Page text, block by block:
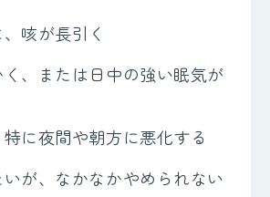
咳が長引く
、または日中の強い眠気が
に夜間や朝方に悪化する
が、なかなかやめられない